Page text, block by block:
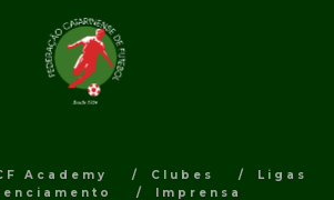
Academy Clubes
Ligas
Imprensa